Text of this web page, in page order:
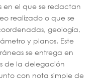
en el que se redactan
realizado o que se
geología,
y planos. Este
se entrega en
de la delegación
con nota simple de